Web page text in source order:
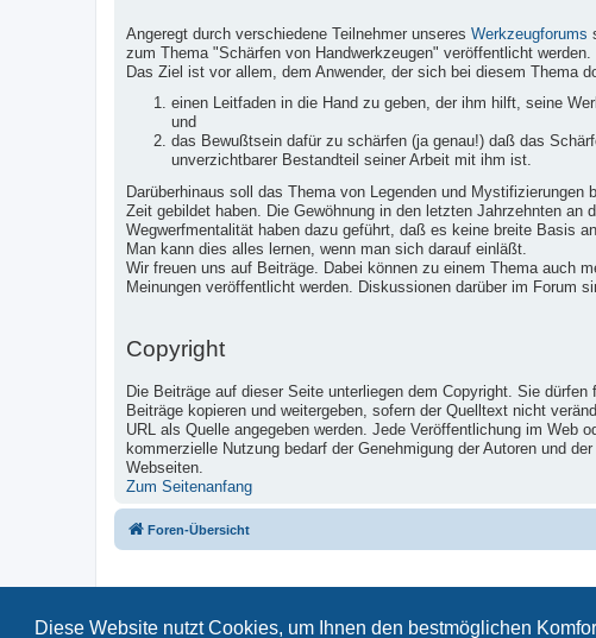
Diese Website nutzt Cookies, um Ihnen den bestmöglichen
Angeregt durch verschiedene Teilnehmer unseres Werkzeugforums
zum Thema "Schärfen von Handwerkzeugen" veröffentlicht werden.
Das Ziel ist vor allem, dem Anwender, der sich bei diesem Thema
einen Leitfaden in die Hand zu geben, der ihm hilft, seine
und
das Bewußtsein dafür zu schärfen (ja genau!) daß das
unverzichtbarer Bestandteil seiner Arbeit mit ihm ist.
Darüberhinaus soll das Thema von Legenden und Mystifizierungen
Zeit gebildet haben. Die Gewöhnung in den letzten Jahrzehnten an
Wegwerfmentalität haben dazu geführt, daß es keine breite Basis
Man kann dies alles lernen, wenn man sich darauf einläßt.
Wir freuen uns auf Beiträge. Dabei können zu einem Thema auch
Meinungen veröffentlicht werden. Diskussionen darüber im Forum
Copyright
Die Beiträge auf dieser Seite unterliegen dem Copyright. Sie
Beiträge kopieren und weitergeben, sofern der Quelltext nicht
URL als Quelle angegeben werden. Jede Veröffentlichung im Web
kommerzielle Nutzung bedarf der Genehmigung der Autoren und
Webseiten.
Zum Seitenanfang
Foren-Übersicht